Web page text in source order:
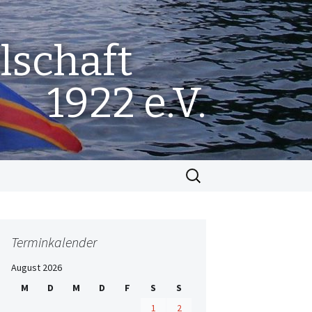
1922 e.V.
Suchen
nach:
Terminkalender
August 2026
M
D M D F S
S
1
2